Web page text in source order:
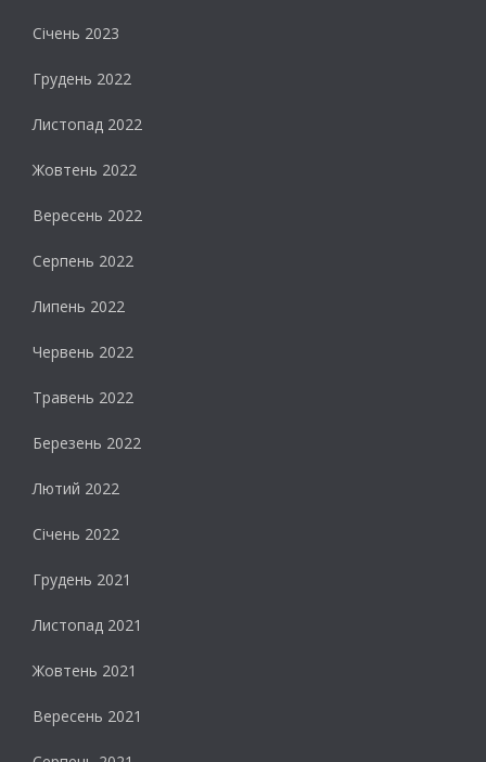
Січень 2023
Грудень 2022
Листопад 2022
Жовтень 2022
Вересень 2022
Серпень 2022
Липень 2022
Червень 2022
Травень 2022
Березень 2022
Лютий 2022
Січень 2022
Грудень 2021
Листопад 2021
Жовтень 2021
Вересень 2021